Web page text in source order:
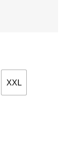
XXL